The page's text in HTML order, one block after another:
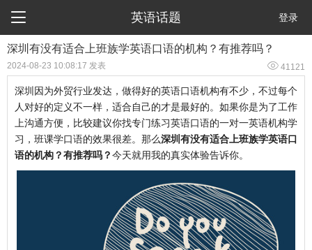
 英语话题 登录
深圳有没有适合上班族学英语口语的机构？有推荐吗？
2024-08-23 10:08:17 发表  41121
深圳因为外贸行业发达，做得好的英语口语机构有不少，不过每个
人对好的定义不一样，适合自己的才是最好的。如果你是为了工作
上沟通方便，比较建议你找专门练习英语口语的一对一英语机构学
习，班课学口语的效果很差。那么深圳有没有适合上班族学英语口
语的机构？有推荐吗？今天就用我的真实体验告诉你。